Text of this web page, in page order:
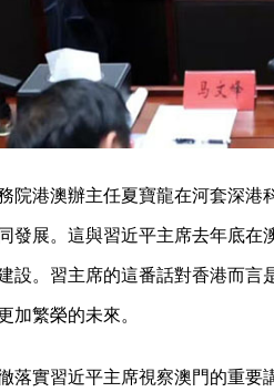
院港澳辦主任夏寶龍在河套深
發展。這與習近平主席去年底
設。習主席的這番話對香港而
繁榮的未來。
落實習近平主席視察澳門的重